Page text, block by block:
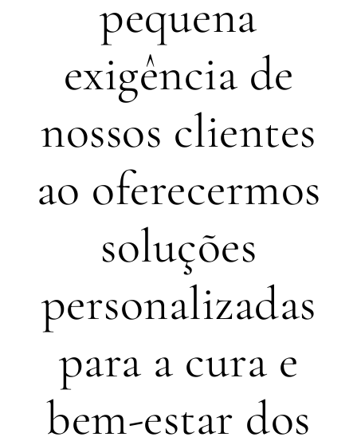
pequena
exigência de
nossos clientes
ao oferecermos
soluções
personalizadas
para a cura e
bem-estar dos